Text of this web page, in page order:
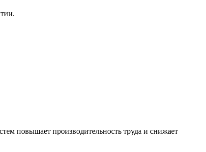
повышает производительность труда и снижает